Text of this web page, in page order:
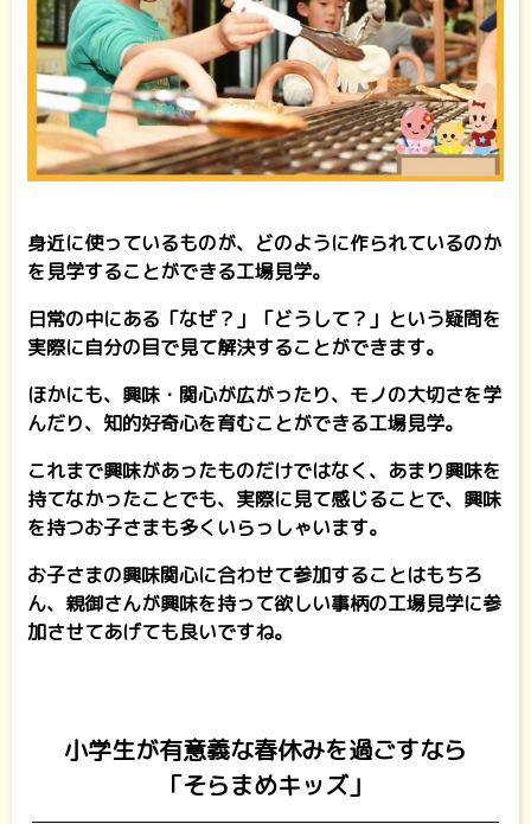
身近に使っているものが、どのように作られているのか
を見学することができる工場見学。
日常の中にある「なぜ？」「どうして？」という疑問を
実際に自分の目で見て解決することができます。
ほかにも、興味・関心が広がったり、モノの大切さを学
んだり、知的好奇心を育むことができる工場見学。
これまで興味があったものだけではなく、あまり興味を
持てなかったことでも、実際に見て感じることで、興味
を持つお子さまも多くいらっしゃいます。
お子さまの興味関心に合わせて参加することはもちろ
ん、親御さんが興味を持って欲しい事柄の工場見学に参
加させてあげても良いですね。
小学生が有意義な春休みを過ごすなら
「そらまめキッズ」